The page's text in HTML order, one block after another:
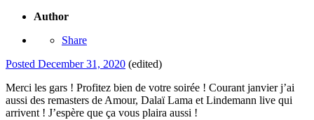
Author
Share
Posted December 31, 2020 (edited)
Merci les gars ! Profitez bien de votre soirée ! Courant janvier j’ai
aussi des remasters de Amour, Dalaï Lama et Lindemann live qui
arrivent ! J’espère que ça vous plaira aussi !